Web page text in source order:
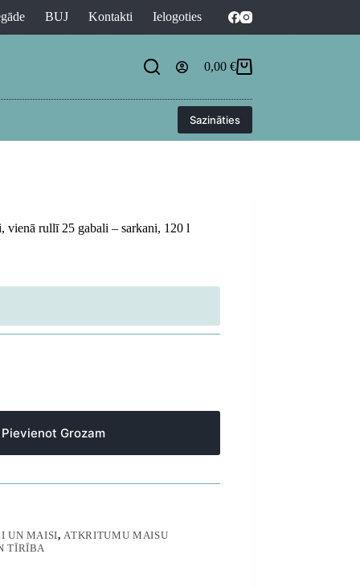
BUJ Kontakti Ielogoties
Shopping
0,00 €
Sazināties
rullī 25 gabali – sarkani, 120 l
Pievienot Grozam
UN MAISI,ATKRITUMU MAISU
TĪRĪBA